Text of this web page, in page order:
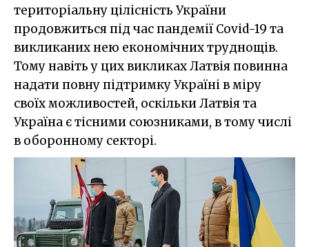
територіальну цілісність України
продовжиться під час пандемії Covid-19 та
викликаних нею економічних труднощів.
Тому навіть у цих викликах Латвія повинна
надати повну підтримку Україні в міру
своїх можливостей, оскільки Латвія та
Україна є тісними союзниками, в тому числі
в оборонному секторі.